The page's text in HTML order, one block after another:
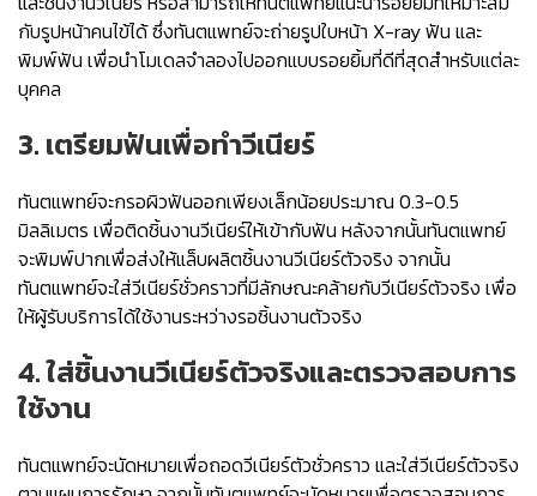
กับรูปหน้าคนไข้ได้ ซึ่งทันตแพทย์จะถ่ายรูปใบหน้า X-ray ฟัน และ
พิมพ์ฟัน เพื่อนำโมเดลจำลองไปออกแบบรอยยิ้มที่ดีที่สุดสำหรับแต่ละ
บุคคล
3. เตรียมฟันเพื่อทำวีเนียร์
ทันตแพทย์จะกรอผิวฟันออกเพียงเล็กน้อยประมาณ 0.3-0.5
มิลลิเมตร เพื่อติดชิ้นงานวีเนียร์ให้เข้ากับฟัน หลังจากนั้นทันตแพทย์
จะพิมพ์ปากเพื่อส่งให้แล็บผลิตชิ้นงานวีเนียร์ตัวจริง จากนั้น
ทันตแพทย์จะใส่วีเนียร์ชั่วคราวที่มีลักษณะคล้ายกับวีเนียร์ตัวจริง เพื่อ
ให้ผู้รับบริการได้ใช้งานระหว่างรอชิ้นงานตัวจริง
4. ใส่ชิ้นงานวีเนียร์ตัวจริงและตรวจสอบการ
ใช้งาน
ทันตแพทย์จะนัดหมายเพื่อถอดวีเนียร์ตัวชั่วคราว และใส่วีเนียร์ตัวจริง